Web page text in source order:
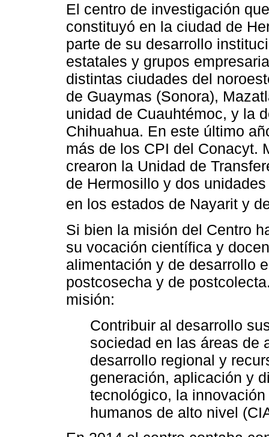
El centro de investigación
constituyó en la ciudad de
parte de su desarrollo
estatales y grupos
distintas ciudades del
de Guaymas (Sonora),
unidad de Cuauhtémoc, y la
Chihuahua. En este último
más de los CPI del Conacyt.
crearon la Unidad de
de Hermosillo y dos
en los estados de Nayarit y
Si bien la misión del Centro
su vocación científica y
alimentación y de desarrollo
postcosecha y de
misión:
Contribuir al desarrollo
sociedad en las áreas de
desarrollo regional y
generación, aplicación y
tecnológico, la
humanos de alto nivel